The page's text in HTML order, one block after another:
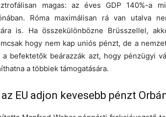
magas: az éves GDP 140%-a
Róma maximálisan rá van utalva
is. Ha összekülönbözne Brüsszellel,
hogy nem kap uniós pénzt, de a
befektetők beárazzák azt, hogy pénzügyi
a többiek támogatására.
EU adjon kevesebb pénzt